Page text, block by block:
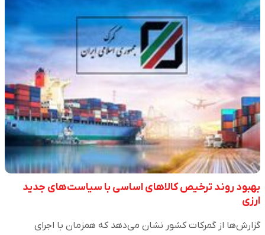
بهبود روند ترخیص کالاهای اساسی با سیاست‌های جدید
ارزی
گزارش‌ها از گمرکات کشور نشان می‌دهد که همزمان با اجرای